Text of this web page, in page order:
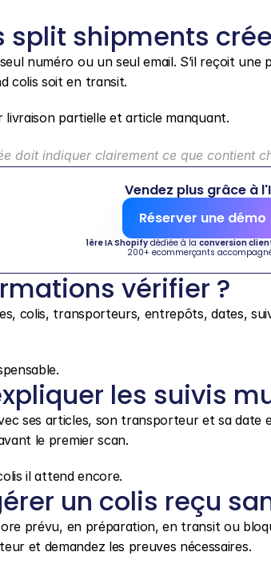
split shipments
numéro ou un seul email. S’il reçoit
colis soit en transit.
livraison partielle et article manquant.
doit indiquer clairement ce que contient
Vendez plus grâce à
Réserver une démo
1ère IA Shopify dédiée à la conversion
200+ ecommerçants
vérifier ?
colis, transporteurs, entrepôts, dates,
les suivis
ses articles, son transporteur et sa date
le premier scan.
il attend encore.
un colis reçu
prévu, en préparation, en transit ou
et demandez les preuves nécessaires.